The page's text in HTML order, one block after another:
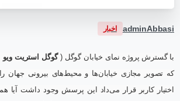
adminAbbasi اخبار
با گسترش پروژه نمای خیابان گوگل (گوگل استریت ویو
اختیار کاربر قرار می‌داد این پرسش وجود داشت آیا